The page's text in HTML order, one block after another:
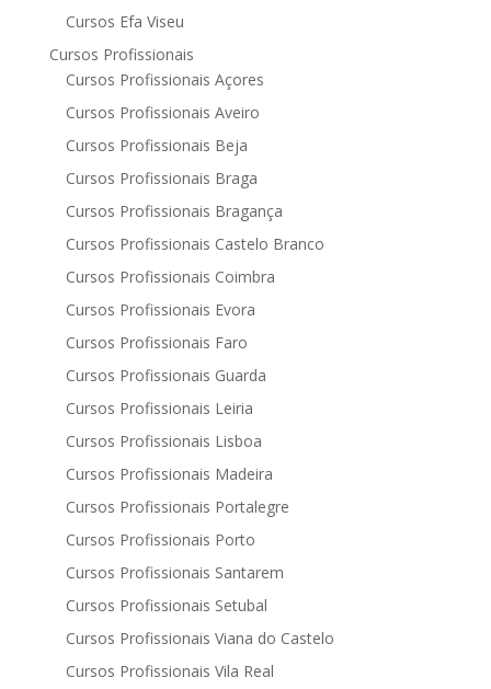
Cursos Efa Viseu
Cursos Profissionais
Cursos Profissionais Açores
Cursos Profissionais Aveiro
Cursos Profissionais Beja
Cursos Profissionais Braga
Cursos Profissionais Bragança
Cursos Profissionais Castelo Branco
Cursos Profissionais Coimbra
Cursos Profissionais Evora
Cursos Profissionais Faro
Cursos Profissionais Guarda
Cursos Profissionais Leiria
Cursos Profissionais Lisboa
Cursos Profissionais Madeira
Cursos Profissionais Portalegre
Cursos Profissionais Porto
Cursos Profissionais Santarem
Cursos Profissionais Setubal
Cursos Profissionais Viana do Castelo
Cursos Profissionais Vila Real